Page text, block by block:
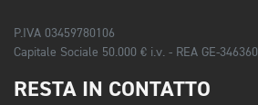
P.IVA 03459780106
Capitale Sociale 50.000 € i.v. - REA GE-346360
RESTA IN CONTATTO